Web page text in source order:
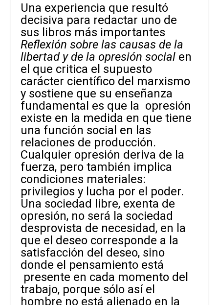
Una experiencia que resultó
decisiva para redactar uno de
sus libros más importantes
Reflexión sobre las causas de la
libertad y de la opresión social en
el que critica el supuesto
carácter científico del marxismo
y sostiene que su enseñanza
fundamental es que la opresión
existe en la medida en que tiene
una función social en las
relaciones de producción.
Cualquier opresión deriva de la
fuerza, pero también implica
condiciones materiales:
privilegios y lucha por el poder.
Una sociedad libre, exenta de
opresión, no será la sociedad
desprovista de necesidad, en la
que el deseo corresponde a la
satisfacción del deseo, sino
donde el pensamiento está
presente en cada momento del
trabajo, porque sólo así el
hombre no está alienado en la